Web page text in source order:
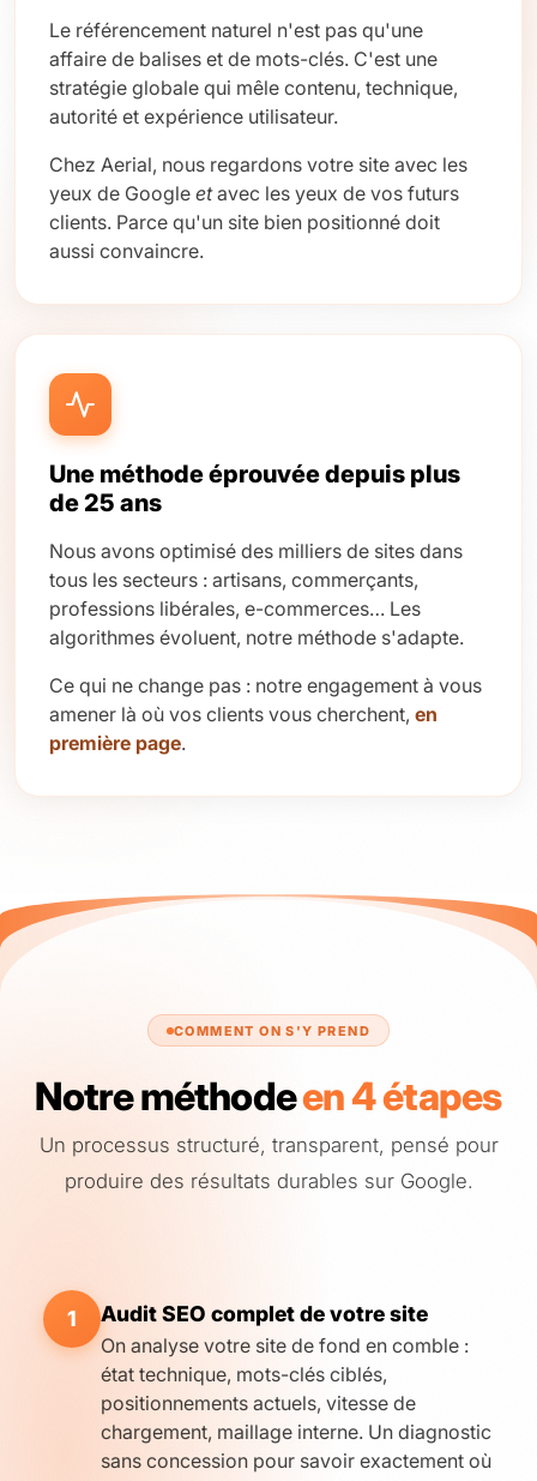
Le référencement naturel n'est pas qu'une
affaire de balises et de mots-clés. C'est une
stratégie globale qui mêle contenu, technique,
autorité et expérience utilisateur.
Chez Aerial, nous regardons votre site avec les
yeux de Google etavec les yeux de vos futurs
clients. Parce qu'un site bien positionné doit
aussi convaincre.
Une méthode éprouvée depuis plus
de 25 ans
Nous avons optimisé des milliers de sites dans
tous les secteurs : artisans, commerçants,
professions libérales, e-commerces… Les
algorithmes évoluent, notre méthode s'adapte.
Ce qui ne change pas : notre engagement à vous
amener là où vos clients vous cherchent, en
première page.
COMMENT ON S'Y PREND
Notre méthodeen 4 étapes
Un processus structuré, transparent, pensé pour
produire des résultats durables sur Google.
1 Audit SEO complet de votre site
On analyse votre site de fond en comble :
état technique, mots-clés ciblés,
positionnements actuels, vitesse de
chargement, maillage interne. Un diagnostic
sans concession pour savoir exactement où